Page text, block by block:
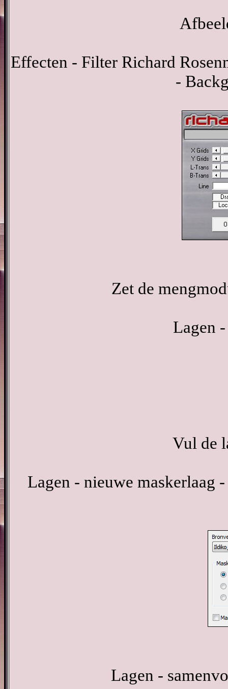
Effecten - Filter Richard
-
Zet de
Lagen
Vul de
Lagen - nieuwe maskerlaag
Lagen -